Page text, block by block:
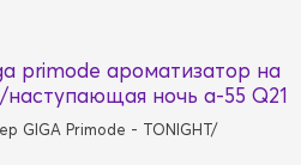
primode ароматизатор на
ночь a-55 Q21
GIGA Primode - TONIGHT/